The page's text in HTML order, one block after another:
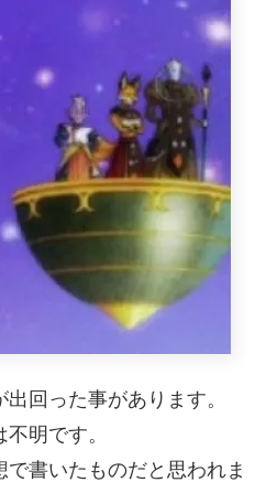
回った事があります。
明です。
書いたものだと思われま